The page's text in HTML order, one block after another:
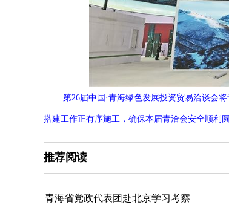
第26届中国·青海绿色发展投资贸易洽谈会
搭建工作正有序施工，确保本届青洽会安全顺利圆
推荐阅读
青海省党政代表团赴北京学习考察